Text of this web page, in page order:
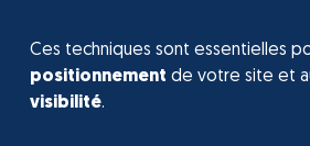
Ces techniques sont essentielles
positionnement de votre site et
visibilité.